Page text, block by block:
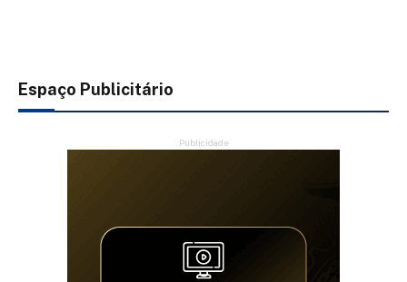
Espaço Publicitário
Publicidade